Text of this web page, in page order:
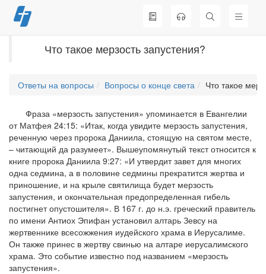
Перейти
к
Что такое мерзость запустения?
Ответы на вопросы Вопросы о конце света Что такое
Фраза «мерзость запустения» упоминается в Евангелии
от Матфея 24:15: «Итак, когда увидите мерзость запустения,
реченную через пророка Даниила, стоящую на святом месте,
– читающий да разумеет». Вышеупомянутый текст относится к
книге пророка Даниила 9:27: «И утвердит завет для многих
одна седмина, а в половине седмины прекратится жертва и
приношение, и на крыле святилища будет мерзость
запустения, и окончательная предопределенная гибель
постигнет опустошителя». В 167 г. до н.э. греческий правитель
по имени Антиох Эпифан установил алтарь Зевсу на
жертвеннике всесожжения иудейского храма в Иерусалиме.
Он также принес в жертву свинью на алтаре иерусалимского
храма. Это событие известно под названием «мерзость
запустения».